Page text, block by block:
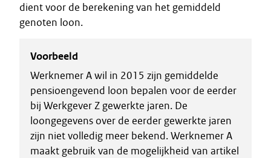
dient voor de berekening van het gemiddeld
genoten loon.
Voorbeeld
Werknemer A wil in 2015 zijn gemiddelde
pensioengevend loon bepalen voor de eerder
bij Werkgever Z gewerkte jaren. De
loongegevens over de eerder gewerkte jaren
zijn niet volledig meer bekend. Werknemer A
maakt gebruik van de mogelijkheid van artikel